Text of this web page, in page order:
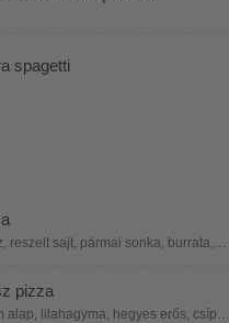
spagetti
reszelt sajt, pármai sonka, burrata,
pizza
alap, lilahagyma, hegyes erős, csípős